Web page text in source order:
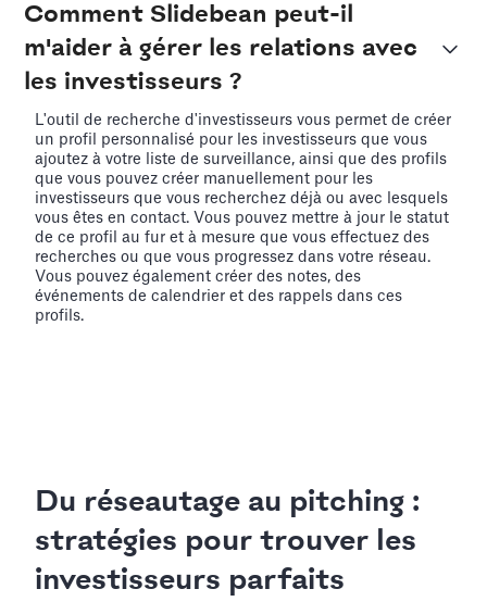
Comment Slidebean peut-il
m'aider à gérer les relations avec
les investisseurs ?
L'outil de recherche d'investisseurs vous permet de créer
un profil personnalisé pour les investisseurs que vous
ajoutez à votre liste de surveillance, ainsi que des profils
que vous pouvez créer manuellement pour les
investisseurs que vous recherchez déjà ou avec lesquels
vous êtes en contact. Vous pouvez mettre à jour le statut
de ce profil au fur et à mesure que vous effectuez des
recherches ou que vous progressez dans votre réseau.
Vous pouvez également créer des notes, des
événements de calendrier et des rappels dans ces
profils.
Du réseautage au pitching :
stratégies pour trouver les
investisseurs parfaits